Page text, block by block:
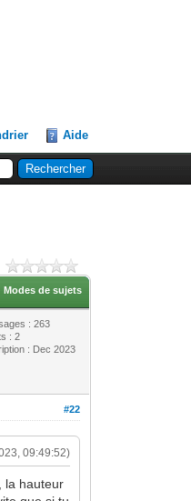
Aide
Modes de sujets
: 263
: 2
: Dec 2023
#22
09:49:52)
la hauteur